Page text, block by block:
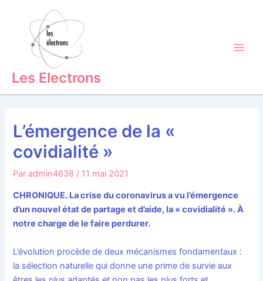
contenu
Les Electrons
L’émergence de la «
covidialité »
Paradmin4638 / 11 mai 2021
CHRONIQUE. La crise du coronavirus a vu l’émergence
d’un nouvel état de partage et d’aide, la « covidialité ». À
notre charge de le faire perdurer.
L’évolution procède de deux mécanismes fondamentaux :
la sélection naturelle qui donne une prime de survie aux